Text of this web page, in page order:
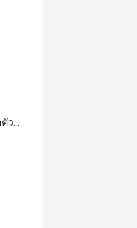
ว
มนู
ให้
และ